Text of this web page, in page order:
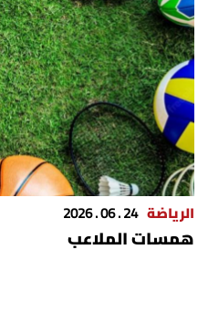
الرياضة 24 . 06 . 2026
همسات الملاعب